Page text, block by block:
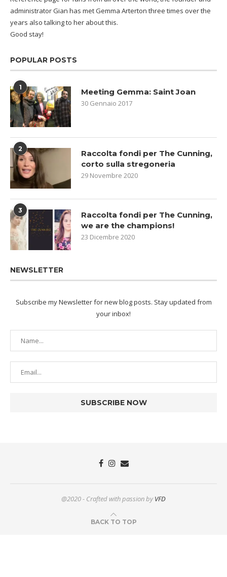
administrator Gian has met Gemma Arterton three times over the
years also talking to her about this.
Good stay!
POPULAR POSTS
1 Meeting Gemma: Saint Joan
30 Gennaio 2017
2
Raccolta fondi per The Cunning,
corto sulla stregoneria
29 Novembre 2020
3
Raccolta fondi per The Cunning,
we are the champions!
23 Dicembre 2020
NEWSLETTER
Subscribe my Newsletter for new blog posts. Stay updated from
your inbox!
@2020 - Crafted with passion byVFD
BACK TO TOP